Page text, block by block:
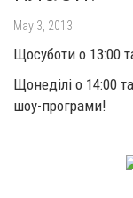
May 3, 2013
Щосуботи о 13:00
Щонеділі о 14:00
шоу-програми!